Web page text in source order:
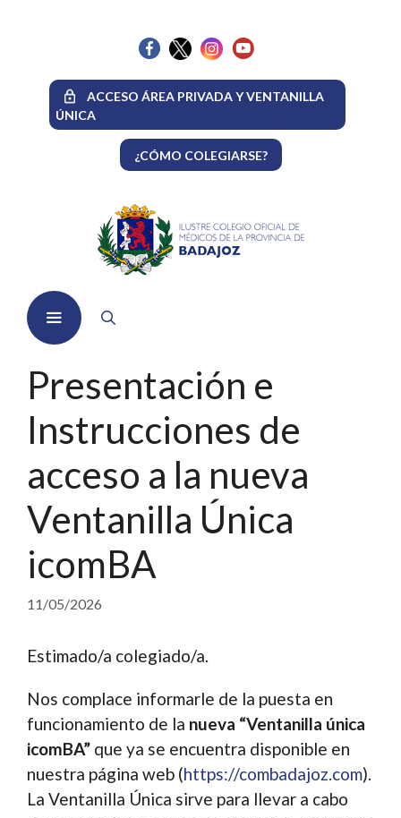
ACCESO ÁREA PRIVADA Y VENTANILLA
ÚNICA
¿CÓMO COLEGIARSE?
Presentación e
Instrucciones de
acceso a la nueva
Ventanilla Única
icomBA
11/05/2026
Estimado/a colegiado/a.
Nos complace informarle de la puesta en
funcionamiento de la nueva “Ventanilla única
icomBA” que ya se encuentra disponible en
nuestra página web (https://combadajoz.com).
La Ventanilla Única sirve para llevar a cabo